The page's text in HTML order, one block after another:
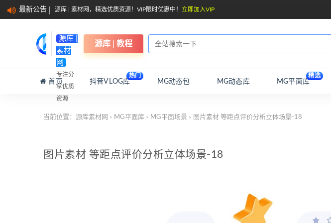
最新公告 源库 | 素材网，精选优质资源！VIP限时优惠中！ 立即加入VIP
源库 |
素材
网
专注分
享优质
资源
源库 | 教程
首页 抖音VLOG库
热门
MG动态包 MG动态库 MG平面库
精选
当前位置： 源库素材网 > MG平面库 > MG平面场景 > 图片素材 等距点评价分析立体场景-18
图片素材 等距点评价分析立体场景-18